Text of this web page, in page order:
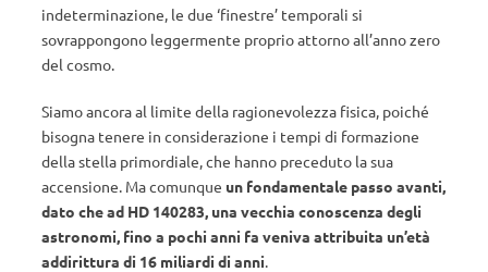
indeterminazione, le due ‘finestre’ temporali si
sovrappongono leggermente proprio attorno all’anno zero
del cosmo.
Siamo ancora al limite della ragionevolezza fisica, poiché
bisogna tenere in considerazione i tempi di formazione
della stella primordiale, che hanno preceduto la sua
accensione. Ma comunque un fondamentale passo avanti,
dato che ad HD 140283, una vecchia conoscenza degli
astronomi, fino a pochi anni fa veniva attribuita un’età
addirittura di 16 miliardi di anni.